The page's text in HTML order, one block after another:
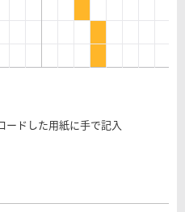
ードした用紙に手で記入